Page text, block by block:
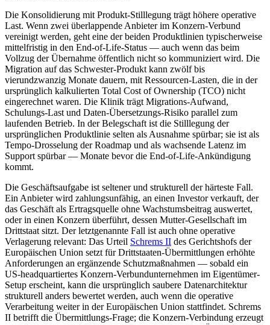
Die Konsolidierung mit Produkt-Stilllegung trägt höhere operative
Last. Wenn zwei überlappende Anbieter im Konzern-Verbund
vereinigt werden, geht eine der beiden Produktlinien typischerweise
mittelfristig in den End-of-Life-Status — auch wenn das beim
Vollzug der Übernahme öffentlich nicht so kommuniziert wird. Die
Migration auf das Schwester-Produkt kann zwölf bis
vierundzwanzig Monate dauern, mit Ressourcen-Lasten, die in der
ursprünglich kalkulierten Total Cost of Ownership (TCO) nicht
eingerechnet waren. Die Klinik trägt Migrations-Aufwand,
Schulungs-Last und Daten-Übersetzungs-Risiko parallel zum
laufenden Betrieb. In der Belegschaft ist die Stilllegung der
ursprünglichen Produktlinie selten als Ausnahme spürbar; sie ist als
Tempo-Drosselung der Roadmap und als wachsende Latenz im
Support spürbar — Monate bevor die End-of-Life-Ankündigung
kommt.
Die Geschäftsaufgabe ist seltener und strukturell der härteste Fall.
Ein Anbieter wird zahlungsunfähig, an einen Investor verkauft, der
das Geschäft als Ertragsquelle ohne Wachstumsbeitrag auswertet,
oder in einen Konzern überführt, dessen Mutter-Gesellschaft im
Drittstaat sitzt. Der letztgenannte Fall ist auch ohne operative
Verlagerung relevant: Das Urteil Schrems II des Gerichtshofs der
Europäischen Union setzt für Drittstaaten-Übermittlungen erhöhte
Anforderungen an ergänzende Schutzmaßnahmen — sobald ein
US-headquartiertes Konzern-Verbundunternehmen im Eigentümer-
Setup erscheint, kann die ursprünglich saubere Datenarchitektur
strukturell anders bewertet werden, auch wenn die operative
Verarbeitung weiter in der Europäischen Union stattfindet. Schrems
II betrifft die Übermittlungs-Frage; die Konzern-Verbindung erzeugt